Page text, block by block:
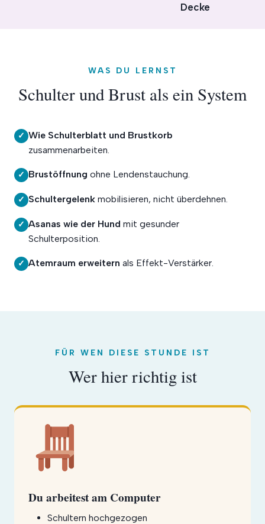
Decke
WAS DU LERNST
Schulter und Brust als ein System
✓ Wie Schulterblatt und Brustkorb
zusammenarbeiten.
✓ Brustöffnung ohne Lendenstauchung.
✓ Schultergelenk mobilisieren, nicht überdehnen.
✓ Asanas wie der Hund mit gesunder
Schulterposition.
✓ Atemraum erweitern als Effekt-Verstärker.
FÜR WEN DIESE STUNDE IST
Wer hier richtig ist
Du arbeitest am Computer
Schultern hochgezogen